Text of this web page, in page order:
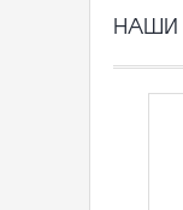
НАШИ